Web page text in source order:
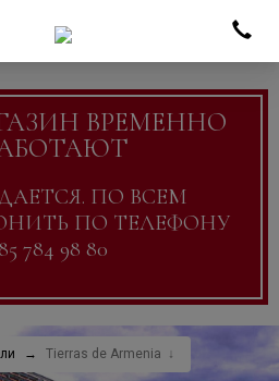
ВРЕМЕННО
ПО ВСЕМ
ПО ТЕЛЕФОНУ
784 98 80
Tierras de Armenia